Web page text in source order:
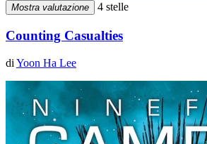
Mostra valutazione 4 stelle
Counting Casualties
di Yoon Ha Lee